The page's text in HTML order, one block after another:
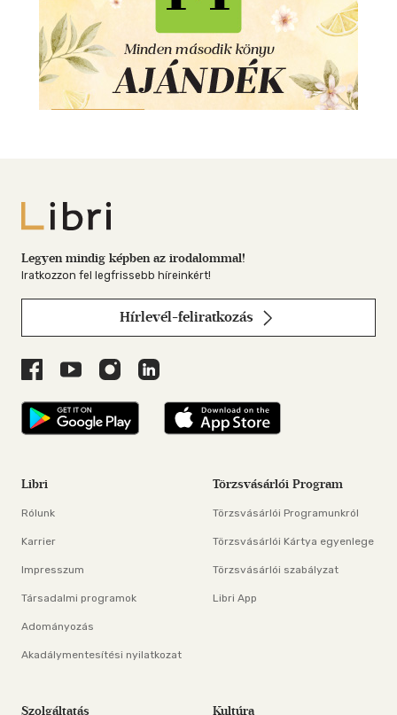
Libri
Legyen mindig képben az irodalommal!
Iratkozzon fel legfrissebb híreinkért!
Hírlevél-feliratkozás
Libri a Facebookon
Libri a Youtube-on
Libri az Instagramon
Libri a LinkedInen
Libri applikáció Szerezd meg: Google
Libri
Rólunk
Karrier
Impresszum
Társadalmi programok
Adományozás
Akadálymentesítési nyilatkozat
Törzsvásárlói Program
Törzsvásárlói Programunkról
Törzsvásárlói Kártya egyenlege
Törzsvásárlói szabályzat
Libri App
Szolgáltatás Kultúra